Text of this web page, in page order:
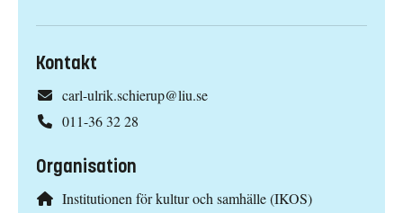
Kontakt
carl-ulrik.schierup@liu.se
011-36 32 28
Organisation
Institutionen för kultur och samhälle (IKOS)